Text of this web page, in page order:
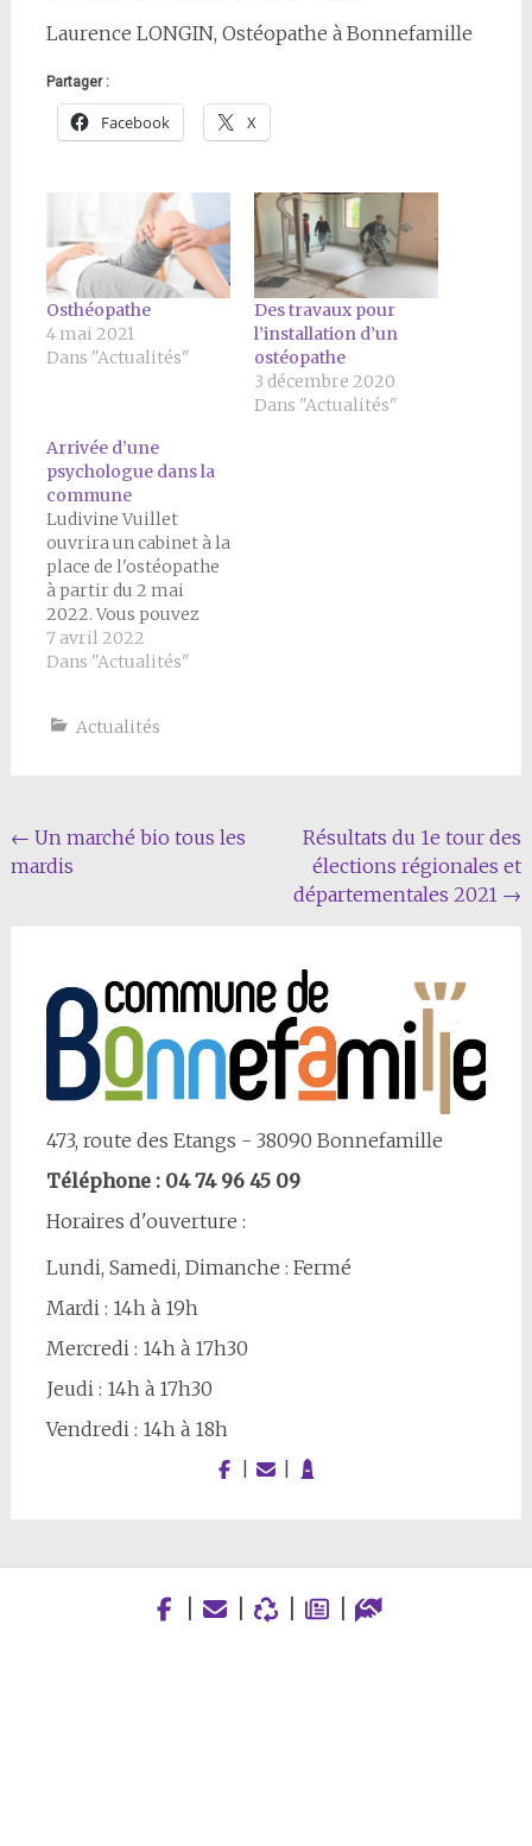
Laurence LONGIN, Ostéopathe à Bonnefamille
Partager :
Facebook X
Osthéopathe
4 mai 2021
Dans "Actualités"
Des travaux pour
l’installation d’un
ostéopathe
3 décembre 2020
Dans "Actualités"
Arrivée d’une
psychologue dans la
commune
Ludivine Vuillet
ouvrira un cabinet à la
place de l'ostéopathe
à partir du 2 mai
2022. Vous pouvez
déjà prendre RDV sur
doctolib :
7 avril 2022
Dans "Actualités"
Actualités
Navigation
Article
← Un marché bio tous les
mardis
Résultats du 1e tour des
élections régionales et
départementales 2021 →
473, route des Etangs - 38090 Bonnefamille
Téléphone : 04 74 96 45 09
Horaires d'ouverture :
Lundi, Samedi, Dimanche : Fermé
Mardi : 14h à 19h
Mercredi : 14h à 17h30
Jeudi : 14h à 17h30
Vendredi : 14h à 18h